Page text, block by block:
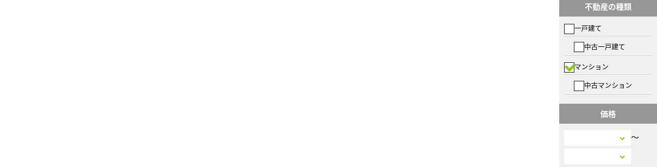
不動産の種類
一戸建て
中古一戸建て
マンション
中古マンション
価格
〜